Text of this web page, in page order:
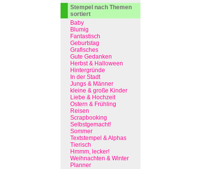
Stempel nach Themen
sortiert
Baby
Blumig
Fantastisch
Geburtstag
Grafisches
Gute Gedanken
Herbst & Halloween
Hintergründe
In der Stadt
Jungs & Männer
kleine & große Kinder
Liebe & Hochzeit
Ostern & Frühling
Reisen
Scrapbooking
Selbstgemacht!
Sommer
Textstempel & Alphas
Tierisch
Hmmm, lecker!
Weihnachten & Winter
Planner